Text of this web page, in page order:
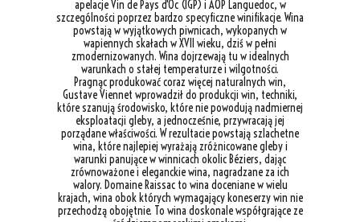
apelacje Vin de Pays d'Oc (IGP) i AOP Languedoc, w
szczególności poprzez bardzo specyficzne winifikacje. Wina
powstają w wyjątkowych piwnicach, wykopanych w
wapiennych skałach w XVII wieku, dziś w pełni
zmodernizowanych. Wina dojrzewają tu w idealnych
warunkach o stałej temperaturze i wilgotności.
Pragnąc produkować coraz więcej naturalnych win,
Gustave Viennet wprowadził do produkcji win, techniki,
które szanują środowisko, które nie powodują nadmiernej
eksploatacji gleby, a jednocześnie, przywracają jej
porządane właściwości. W rezultacie powstają szlachetne
wina, które najlepiej wyrażają zróżnicowane gleby i
warunki panujące w winnicach okolic Béziers, dając
zrównoważone i eleganckie wina, nagradzane za ich
walory. Domaine Raissac to wina doceniane w wielu
krajach, wina obok których wymagający koneserzy win nie
przechodzą obojętnie. To wina doskonale współgrające ze